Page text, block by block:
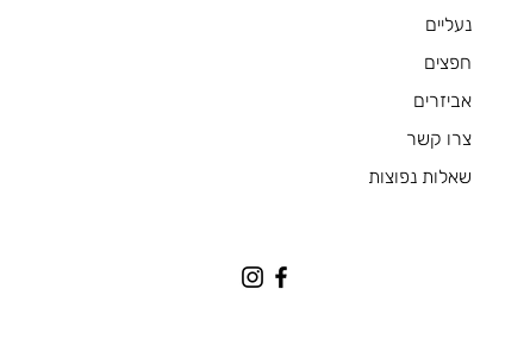
נעליים
חפצים
אביזרים
צרו קשר
שאלות נפוצות